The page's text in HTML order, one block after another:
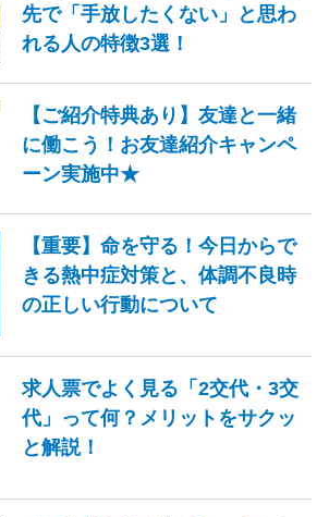
先で「手放したくない」と思わ
れる人の特徴3選！
【ご紹介特典あり】友達と一緒
に働こう！お友達紹介キャンペ
ーン実施中★
【重要】命を守る！今日からで
きる熱中症対策と、体調不良時
の正しい行動について
求人票でよく見る「2交代・3交
代」って何？メリットをサクッ
と解説！